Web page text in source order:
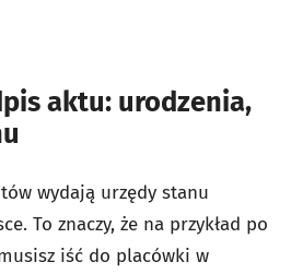
aktu: urodzenia,
wydają urzędy stanu
To znaczy, że na przykład po
iść do placówki w